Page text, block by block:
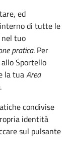
ed
di tutte le
tuo
pratica. Per
Sportello
la tuaArea
.
condivise
identità
sul pulsante